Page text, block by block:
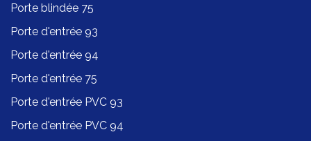
Porte blindée 75
Porte d'entrée 93
Porte d'entrée 94
Porte d'entrée 75
Porte d'entrée PVC 93
Porte d'entrée PVC 94